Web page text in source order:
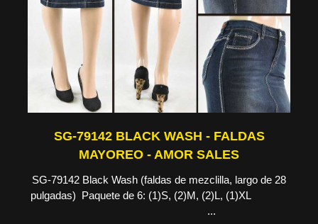
SG-79142 BLACK WASH - FALDAS
MAYOREO - AMOR SALES
SG-79142 Black Wash (faldas de mezclilla, largo de 28
pulgadas) Paquete de 6: (1)S, (2)M, (2)L, (1)XL
...